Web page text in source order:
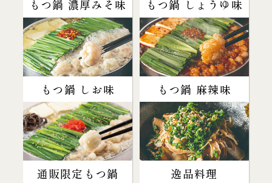
もつ鍋 濃厚みそ味 もつ鍋 しょうゆ味
もつ鍋 しお味 もつ鍋 麻辣味
通販限定もつ鍋 逸品料理